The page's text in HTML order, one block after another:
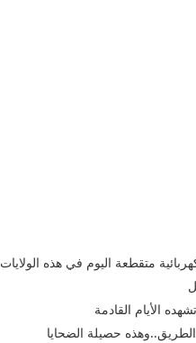
متقطعة اليوم في هذه الولايات
الأيام القادمة
حصيلة الضحايا